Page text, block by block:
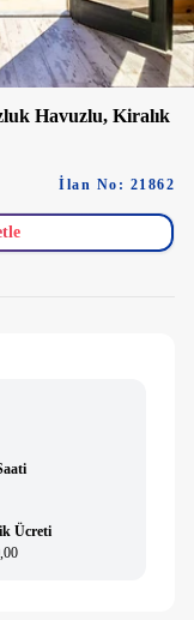
Havuzlu, Kiralık
İlan No: 21862
Ücreti